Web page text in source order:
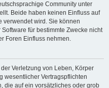
Community unter
Beide haben keinen Einfluss auf
verwendet wird. Sie können
für bestimmte Zwecke nicht
Foren Einfluss nehmen.
Verletzung von Leben, Körper
wesentlicher Vertragspflichten
die auf ein vorsätzliches oder grob